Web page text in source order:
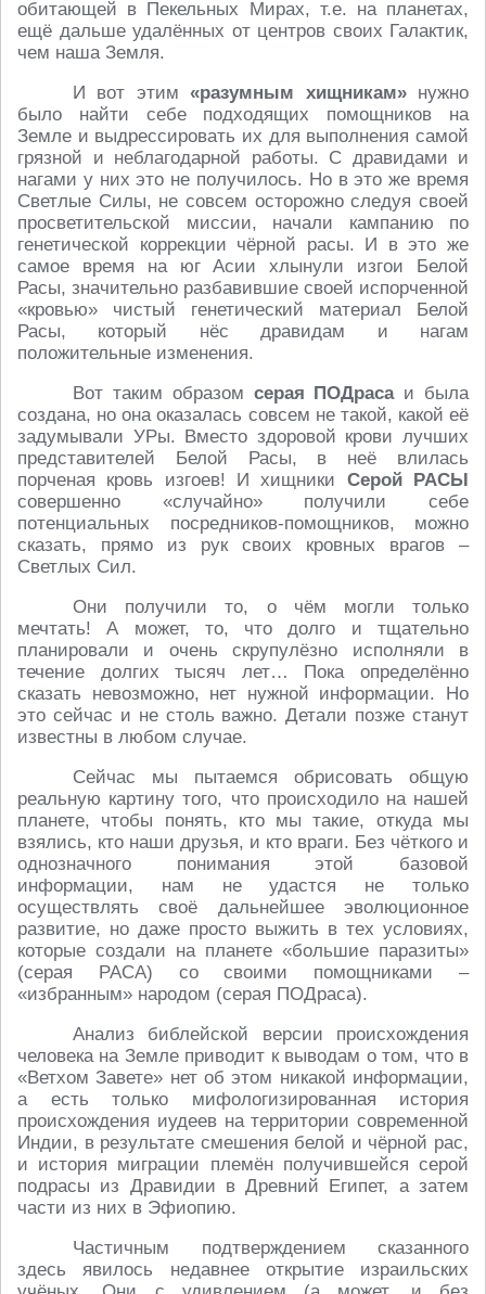
обитающей в Пекельных Мирах, т.е. на планетах,
ещё дальше удалённых от центров своих Галактик,
чем наша Земля.
И вот этим«разумным хищникам»нужно
было найти себе подходящих помощников на
Земле и выдрессировать их для выполнения самой
грязной и неблагодарной работы. С дравидами и
нагами у них это не получилось. Но в это же время
Светлые Силы, не совсем осторожно следуя своей
просветительской миссии, начали кампанию по
генетической коррекции чёрной расы. И в это же
самое время на юг Асии хлынули изгои Белой
Расы, значительно разбавившие своей испорченной
«кровью» чистый генетический материал Белой
Расы, который нёс дравидам и нагам
положительные изменения.
Вот таким образом серая ПОДрасаи была
создана, но она оказалась совсем не такой, какой её
задумывали УРы. Вместо здоровой крови лучших
представителей Белой Расы, в неё влилась
порченая кровь изгоев! И хищники Серой РАСЫ
совершенно «случайно» получили себе
потенциальных посредников-помощников, можно
сказать, прямо из рук своих кровных врагов –
Светлых Сил.
Они получили то, о чём могли только
мечтать! А может, то, что долго и тщательно
планировали и очень скрупулёзно исполняли в
течение долгих тысяч лет… Пока определённо
сказать невозможно, нет нужной информации. Но
это сейчас и не столь важно. Детали позже станут
известны в любом случае.
Сейчас мы пытаемся обрисовать общую
реальную картину того, что происходило на нашей
планете, чтобы понять, кто мы такие, откуда мы
взялись, кто наши друзья, и кто враги. Без чёткого и
однозначного понимания этой базовой
информации, нам не удастся не только
осуществлять своё дальнейшее эволюционное
развитие, но даже просто выжить в тех условиях,
которые создали на планете «большие паразиты»
(серая РАСА) со своими помощниками –
«избранным» народом (серая ПОДраса).
Анализ библейской версии происхождения
человека на Земле приводит к выводам о том, что в
«Ветхом Завете» нет об этом никакой информации,
а есть только мифологизированная история
происхождения иудеев на территории современной
Индии, в результате смешения белой и чёрной рас,
и история миграции племён получившейся серой
подрасы из Дравидии в Древний Египет, а затем
части из них в Эфиопию.
Частичным подтверждением сказанного
здесь явилось недавнее открытие израильских